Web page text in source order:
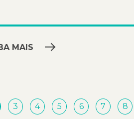
MAIS
3 4 5 6 7 8